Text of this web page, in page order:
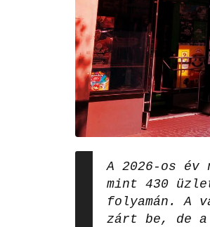
A 2026-os év
mint 430
folyamán. A
zárt be, de a